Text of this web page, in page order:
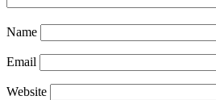
Name
Email
Website